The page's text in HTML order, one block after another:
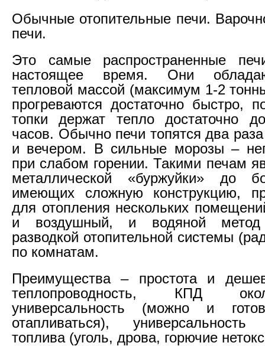
Обычные отопительные печи.
печи.
Это самые распространенные
настоящее время. Они
тепловой массой (максимум 1-2
прогреваются достаточно быстро,
топки держат тепло достаточно
часов. Обычно печи топятся два
и вечером. В сильные морозы –
при слабом горении. Такими печам
металлической «буржуйки» до
имеющих сложную конструкцию,
для отопления нескольких
и воздушный, и водяной
разводкой отопительной системы
по комнатам.
Преимущества – простота и
теплопроводность, КПД
универсальность (можно и
отапливаться), универсальность
топлива (уголь, дрова, горючие